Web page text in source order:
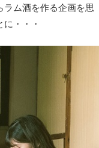
ラム酒を作る企画を思
・・・